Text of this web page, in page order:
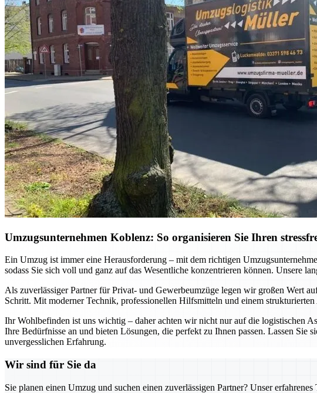
Umzugsunternehmen Koblenz: So organisieren Sie Ihren
Ein Umzug ist immer eine Herausforderung – mit dem richtigen
sodass Sie sich voll und ganz auf das Wesentliche konzentrieren können. Unsere
Als zuverlässiger Partner für Privat- und Gewerbeumzüge legen wir großen Wert
Schritt. Mit moderner Technik, professionellen Hilfsmitteln und einem
Ihr Wohlbefinden ist uns wichtig – daher achten wir nicht nur auf die logistischen
Ihre Bedürfnisse an und bieten Lösungen, die perfekt zu Ihnen passen. Lassen
unvergesslichen Erfahrung.
Wir sind für Sie da
Sie planen einen Umzug und suchen einen zuverlässigen Partner? Unser